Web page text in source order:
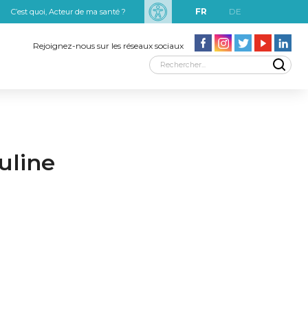
C’est quoi, Acteur de ma santé ? FR DE
Schuman
Rejoignez-nous sur les réseaux sociaux